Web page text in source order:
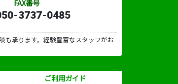
FAX番号
3737-0485
も承ります。経験豊富なスタッフがお
ご利用ガイド